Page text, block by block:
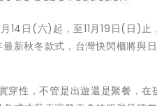
14日(六)起，至11月19日(日)止
新秋冬款式，台灣快閃櫃將與
穿性，不管是出遊還是聚餐，在